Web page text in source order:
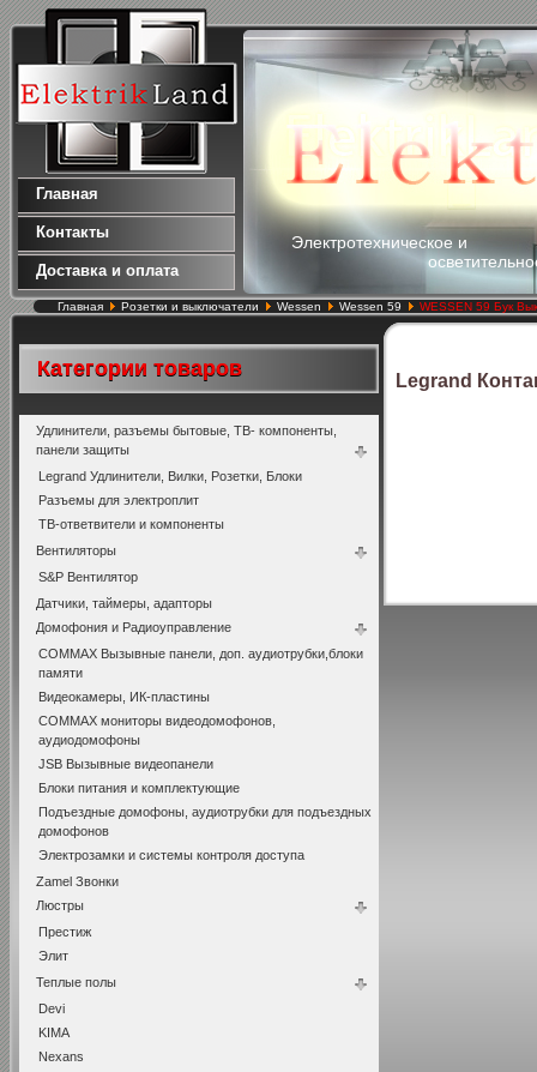
Главная
Контакты
Доставка и оплата
Электротехническое и
Главная Розетки и выключатели Wessen Wessen 59 WESSEN 59 Бук
Категории товаров
Удлинители, разъемы бытовые, ТВ- компоненты,
панели защиты
Legrand Удлинители, Вилки, Розетки, Блоки
Разъемы для электроплит
ТВ-ответвители и компоненты
Вентиляторы
S&P Вентилятор
Датчики, таймеры, адапторы
Домофония и Радиоуправление
COMMAX Вызывные панели, доп. аудиотрубки,блоки
памяти
Видеокамеры, ИК-пластины
COMMAX мониторы видеодомофонов,
аудиодомофоны
JSB Вызывные видеопанели
Блоки питания и комплектующие
Подъездные домофоны, аудиотрубки для подъездных
домофонов
Электрозамки и системы контроля доступа
Zamel Звонки
Люстры
Престиж
Элит
Теплые полы
Devi
KIMA
Nexans
Legrand